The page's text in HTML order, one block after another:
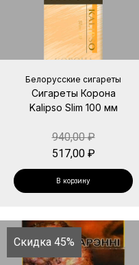
Белорусские сигареты
Сигареты Корона
Kalipso Slim 100 мм
940,00₽
517,00 ₽
В корзину
Скидка 45%